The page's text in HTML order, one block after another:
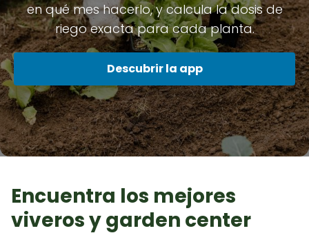
en qué mes hacerlo, y calcula la dosis de
riego exacta para cada planta.
Descubrir la app
Encuentra los mejores
viveros y garden center